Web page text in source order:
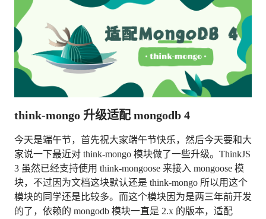
think-mongo 升级适配 mongodb 4
今天是端午节，首先祝大家端午节快乐，然后今天要和大
家说一下最近对 think-mongo 模块做了一些升级。ThinkJS
3 虽然已经支持使用 think-mongoose 来接入 mongoose 模
块，不过因为文档这块默认还是 think-mongo 所以用这个
模块的同学还是比较多。而这个模块因为是两三年前开发
的了，依赖的 mongodb 模块一直是 2.x 的版本，适配